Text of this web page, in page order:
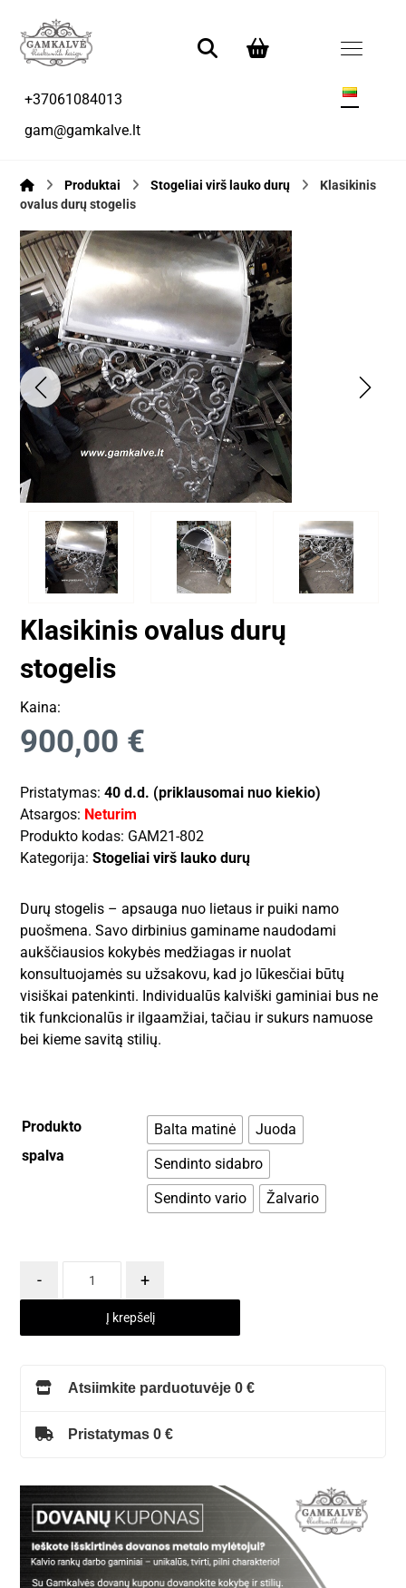
+37061084013
gam@gamkalve.lt
Produktai Stogeliai virš lauko durų
Klasikinis
ovalus durų stogelis
Klasikinis ovalus durų
stogelis
Kaina:
900,00 €
Pristatymas:40 d.d. (priklausomai nuo kiekio)
Atsargos: Neturim
Produkto kodas: GAM21-802
Kategorija:Stogeliai virš lauko durų
Durų stogelis – apsauga nuo lietaus ir puiki namo
puošmena. Savo dirbinius gaminame naudodami
aukščiausios kokybės medžiagas ir nuolat
konsultuojamės su užsakovu, kad jo lūkesčiai būtų
visiškai patenkinti. Individualūs kalviški gaminiai bus ne
tik funkcionalūs ir ilgaamžiai, tačiau ir sukurs namuose
bei kieme savitą stilių.
Produkto
spalva
Balta matinė
Juoda
Sendinto sidabro
Sendinto vario
Žalvario
- +
Į krepšelį
Atsiimkite parduotuvėje 0 €
Pristatymas 0 €